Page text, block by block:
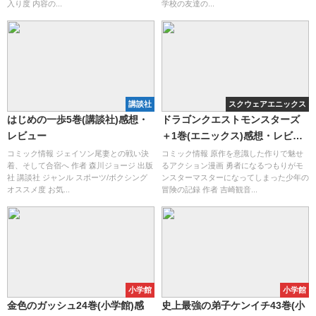
入り度 内容の...
学校の友達の...
講談社
はじめの一歩5巻(講談社)感想・
レビュー
コミック情報 ジェイソン尾妻との戦い決
着、そして合宿へ 作者 森川ジョージ 出版
社 講談社 ジャンル スポーツ/ボクシング
オススメ度 お気...
スクウェアエニックス
ドラゴンクエストモンスターズ
＋1巻(エニックス)感想・レビュ
ー
コミック情報 原作を意識した作りで魅せ
るアクション漫画 勇者になるつもりがモ
ンスターマスターになってしまった少年の
冒険の記録 作者 吉崎観音...
小学館
金色のガッシュ24巻(小学館)感
小学館
史上最強の弟子ケンイチ43巻(小